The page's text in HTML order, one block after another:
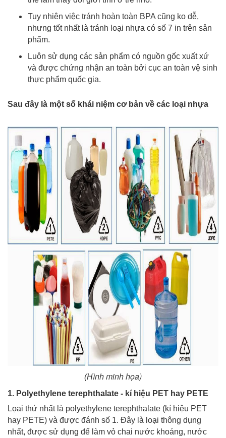
Tuy nhiên việc tránh hoàn toàn BPA cũng ko dễ,
nhưng tốt nhất là tránh loại nhựa có số 7 in trên sản
phẩm.
Luôn sử dụng các sản phẩm có nguồn gốc xuất xứ
và được chứng nhận an toàn bởi cục an toàn vệ sinh
thực phẩm quốc gia.
Sau đây là một số khái niệm cơ bản về các loại nhựa
(Hình minh họa)
1. Polyethylene terephthalate - kí hiệu PET hay PETE
Lọai thứ nhất là polyethylene terephthalate (kí hiệu PET
hay PETE) và được đánh số 1. Đây là loại thông dụng
nhất, được sử dụng để làm vỏ chai nước khoáng, nước